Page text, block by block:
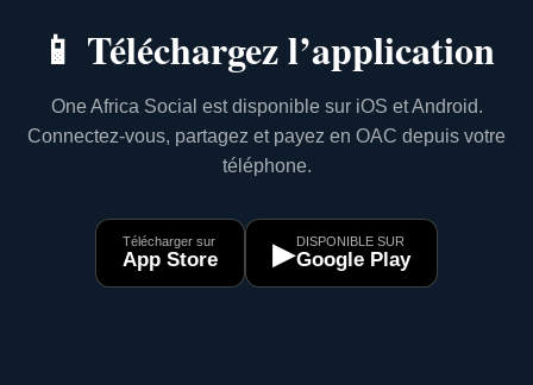
📱 Téléchargez l’application
One Africa Social est disponible sur iOS et Android.
Connectez-vous, partagez et payez en OAC depuis votre
téléphone.
Télécharger sur
App Store ▶DISPONIBLE SUR
Google Play